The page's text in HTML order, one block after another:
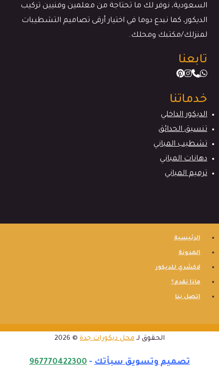
السعودية، نوفر لك ما تحتاجة من معلمين وفنيين تركيب
الديكور، كما نبدع دوما في اختيار أرقى تصاميم التشطيبات
لمنزلك/مكتبك ومحلك.
تابعنا
خدماتنا
الديكور الداخلي
تنسيق الحدائق
تشطيب المباني
دهانات المباني
ترميم المباني
الرئيسية
المدونة
لاكشري للديكور
ماذا نقدم؟
اتصل بنا
الحقوق لـ محل ديكورات جدة © 2026
تصميم وتسويق سبأتك-
967770422300